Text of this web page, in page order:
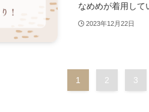
なめめが着用して
2023年12月22日
1 2 3